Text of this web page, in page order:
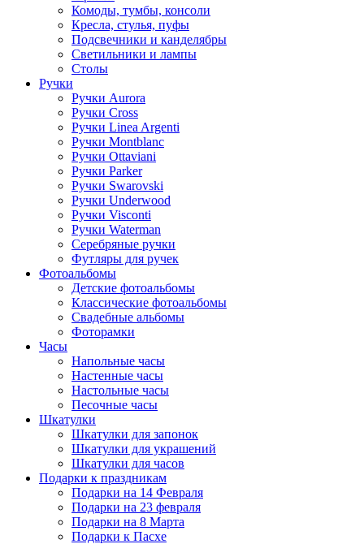
Комоды, тумбы, консоли
Кресла, стулья, пуфы
Подсвечники и канделябры
Светильники и лампы
Столы
Ручки
Ручки Aurora
Ручки Cross
Ручки Linea Argenti
Ручки Montblanc
Ручки Ottaviani
Ручки Parker
Ручки Swarovski
Ручки Underwood
Ручки Visconti
Ручки Waterman
Серебряные ручки
Футляры для ручек
Фотоальбомы
Детские фотоальбомы
Классические фотоальбомы
Свадебные альбомы
Фоторамки
Часы
Напольные часы
Настенные часы
Настольные часы
Песочные часы
Шкатулки
Шкатулки для запонок
Шкатулки для украшений
Шкатулки для часов
Подарки к праздникам
Подарки на 14 Февраля
Подарки на 23 февраля
Подарки на 8 Марта
Подарки к Пасхе